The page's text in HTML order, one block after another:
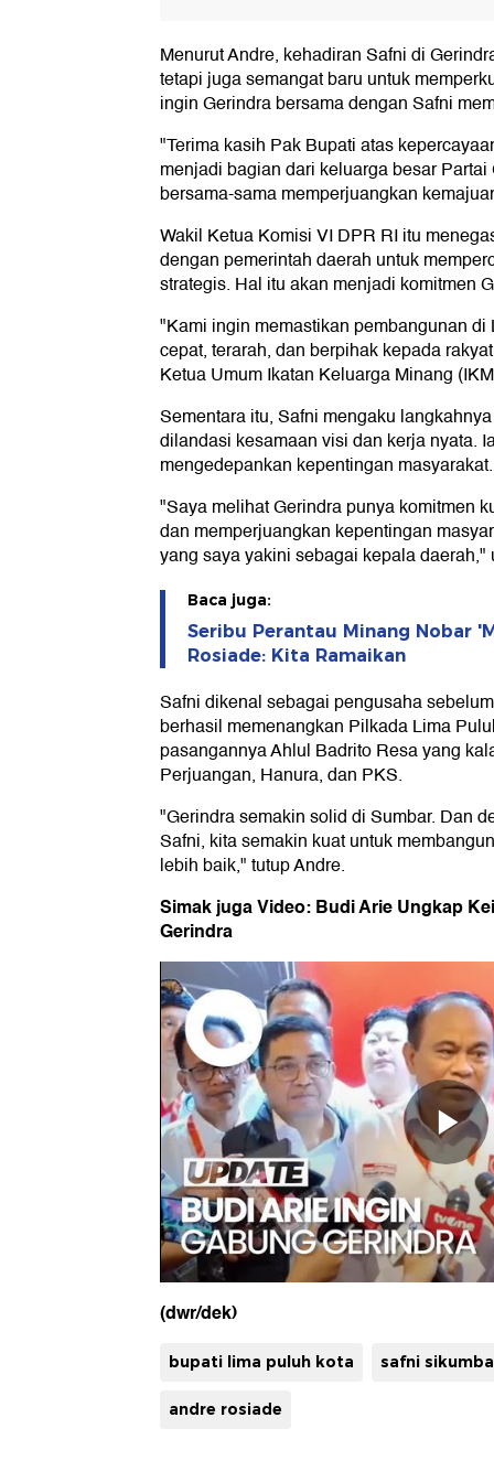
Menurut Andre, kehadiran Safni di
tetapi juga semangat baru untuk
ingin Gerindra bersama dengan Safni
"Terima kasih Pak Bupati atas
menjadi bagian dari keluarga besar
bersama-sama memperjuangkan
Wakil Ketua Komisi VI DPR RI itu
dengan pemerintah daerah untuk
strategis. Hal itu akan menjadi komitmen
"Kami ingin memastikan pembangunan
cepat, terarah, dan berpihak kepada
Ketua Umum Ikatan Keluarga Minang
Sementara itu, Safni mengaku
dilandasi kesamaan visi dan kerja nyata.
mengedepankan kepentingan masyarakat.
"Saya melihat Gerindra punya komitmen
dan memperjuangkan kepentingan
yang saya yakini sebagai kepala daerah,"
Baca juga:
Seribu Perantau Minang Nobar
Rosiade: Kita Ramaikan
Safni dikenal sebagai pengusaha
berhasil memenangkan Pilkada Lima
pasangannya Ahlul Badrito Resa yang
Perjuangan, Hanura, dan PKS.
"Gerindra semakin solid di Sumbar. Dan
Safni, kita semakin kuat untuk
lebih baik," tutup Andre.
Simak juga Video: Budi Arie Ungkap
Gerindra
(dwr/dek)
bupati lima puluh kota safni
andre rosiade